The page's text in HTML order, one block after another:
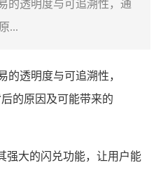
的透明度与可追溯性，通
...
透明度与可追溯性，
的原因及可能带来的
强大的闪兑功能，让用户能